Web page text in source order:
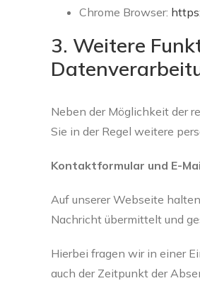
Chrome Browser:
3. Weitere
Neben der Möglichkeit der
Sie in der Regel weitere
Kontaktformular und E-
Auf unserer Webseite
Nachricht übermittelt und
Hierbei fragen wir in einer
auch der Zeitpunkt der